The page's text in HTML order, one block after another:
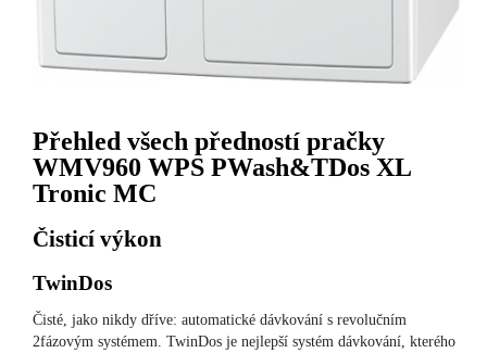
Přehled všech předností pračky
WMV960 WPS PWash&TDos XL
Tronic MC
Čisticí výkon
TwinDos
Čisté, jako nikdy dříve: automatické dávkování s revolučním
2fázovým systémem. TwinDos je nejlepší systém dávkování, kterého